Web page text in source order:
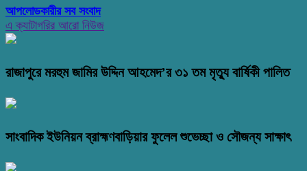
আপলোডকারীর সব সংবাদ
এ ক্যাটাগরির আরো নিউজ
রাজাপুরে মরহুম জামির উদ্দিন আহমেদ’র ৩১ তম মৃত্যু বার্ষিকী পালিত
সাংবাদিক ইউনিয়ন ব্রাহ্মণবাড়িয়ার ফুলেল শুভেচ্ছা ও সৌজন্য সাক্ষাৎ